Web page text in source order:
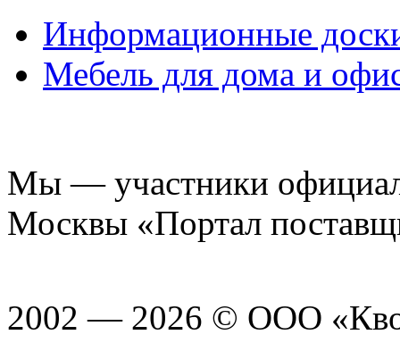
Информационные
Мебель для дома и
Мы — участники
Москвы «Портал
2002 — 2026 © ООО